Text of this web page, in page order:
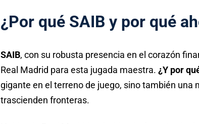
¿Por qué SAIB y por qué
SAIB, con su robusta presencia en el corazón
Real Madrid para esta jugada maestra. ¿Y por
gigante en el terreno de juego, sino también una
trascienden fronteras.